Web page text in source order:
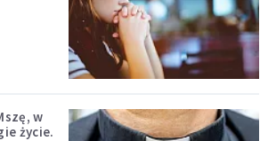
w
życie.